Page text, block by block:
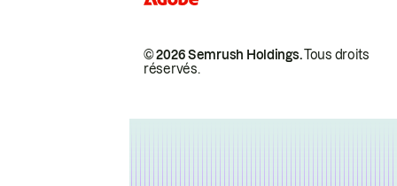
© 2026 Semrush Holdings.Tous droits
réservés.